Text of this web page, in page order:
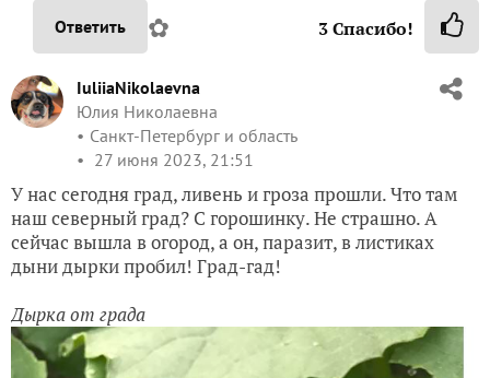
Ответить ✿ 3Спасибо!
IuliiaNikolaevna
Юлия Николаевна
Санкт-Петербург и область
27 июня 2023, 21:51
У нас сегодня град, ливень и гроза прошли. Что там
наш северный град? С горошинку. Не страшно. А
сейчас вышла в огород, а он, паразит, в листиках
дыни дырки пробил! Град-гад!
Дырка от града